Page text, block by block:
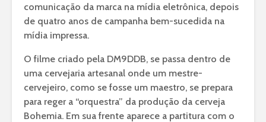
comunicação da marca na mídia eletrônica, depois
de quatro anos de campanha bem-sucedida na
mídia impressa.
O filme criado pela DM9DDB, se passa dentro de
uma cervejaria artesanal onde um mestre-
cervejeiro, como se fosse um maestro, se prepara
para reger a “orquestra” da produção da cerveja
Bohemia. Em sua frente aparece a partitura com o